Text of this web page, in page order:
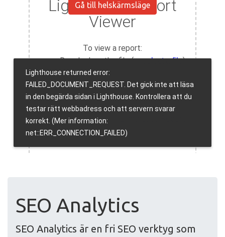
Gå till helskärmsläge
SEO Analytics
SEO Analytics är en fri SEO verktyg som